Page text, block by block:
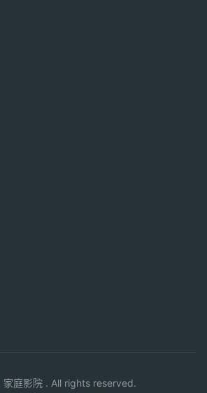
庭影院 . All rights reserved.